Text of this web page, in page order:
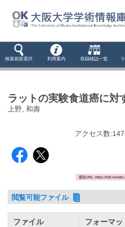
検索画面選択 利用案内 収録雑誌一覧
ラットの実験食道癌に対
上野, 和壽
アクセス数:147
固定URL: https://
閲覧可能ファイル
ファイル フォーマッ